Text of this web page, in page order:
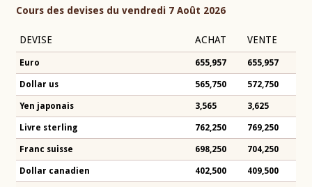
Cours des devises du vendredi 7 Août 2026
DEVISE ACHAT VENTE
Euro 655,957 655,957
Dollar us 565,750 572,750
Yen japonais 3,565 3,625
Livre sterling 762,250 769,250
Franc suisse 698,250 704,250
Dollar canadien 402,500 409,500